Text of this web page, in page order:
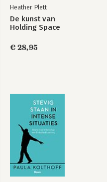
Heather Plett
De kunst van
Holding Space
€ 28,95